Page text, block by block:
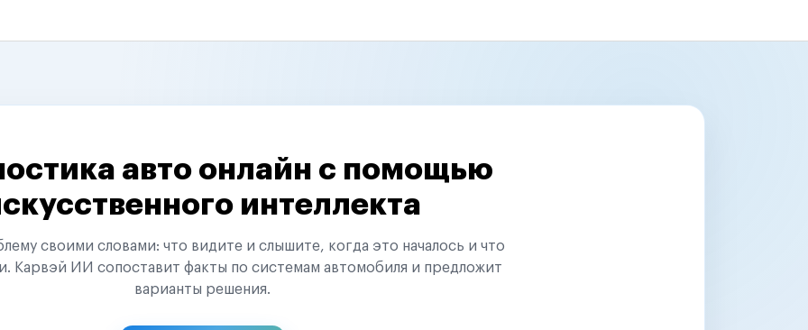
авто онлайн с помощью
интеллекта
своими словами: что видите и слышите, когда это началось и что
Карвэй ИИ сопоставит факты по системам автомобиля и предложит
варианты решения.